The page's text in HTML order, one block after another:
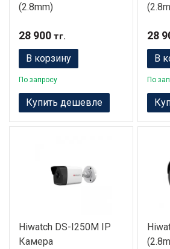
(2.8mm)
28 900 тг.
В корзину
По запросу
Купить дешевле
28
В
По
Hiwatch DS-I250M IP
Камера